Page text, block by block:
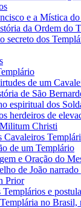
e a Mística do
da Ordem do
secreto dos
de um
de São
espiritual dos
herdeiros de
Christi
Cavaleiros
de um Templário
e Oração do
de João
Prior
Templários e
no Brasil,